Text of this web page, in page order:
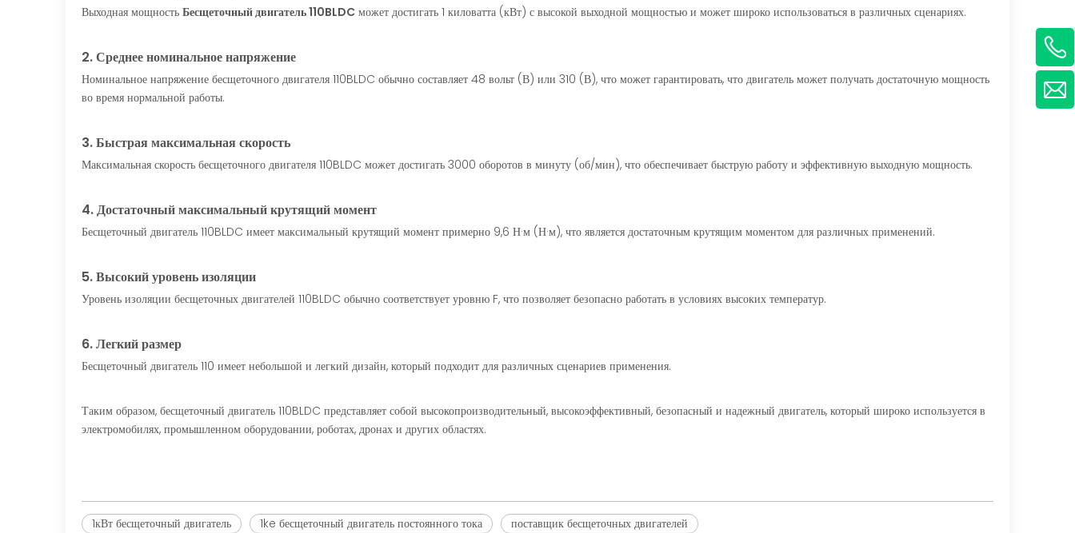
Выходная мощность Бесщеточный двигатель 110BLDC может достигать 1 киловатта (кВт) с высокой выходной мощностью и может широко использоваться в различных сценариях.
2. Среднее номинальное напряжение
Номинальное напряжение бесщеточного двигателя 110BLDC обычно составляет 48 вольт (В) или 310 (В), что может гарантировать, что двигатель может получать достаточную мощность
во время нормальной работы.
3. Быстрая максимальная скорость
Максимальная скорость бесщеточного двигателя 110BLDC может достигать 3000 оборотов в минуту (об/мин), что обеспечивает быструю работу и эффективную выходную мощность.
4. Достаточный максимальный крутящий момент
Бесщеточный двигатель 110BLDC имеет максимальный крутящий момент примерно 9,6 Н·м (Н·м), что является достаточным крутящим моментом для различных применений.
5. Высокий уровень изоляции
Уровень изоляции бесщеточных двигателей 110BLDC обычно соответствует уровню F, что позволяет безопасно работать в условиях высоких температур.
6. Легкий размер
Бесщеточный двигатель 110 имеет небольшой и легкий дизайн, который подходит для различных сценариев применения.
Таким образом, бесщеточный двигатель 110BLDC представляет собой высокопроизводительный, высокоэффективный, безопасный и надежный двигатель, который широко используется в
электромобилях, промышленном оборудовании, роботах, дронах и других областях.
1кВт бесщеточный двигатель 1ke бесщеточный двигатель постоянного тока поставщик бесщеточных двигателей